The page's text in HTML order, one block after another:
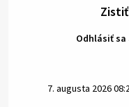
Odhlásiť
7. augusta 2026